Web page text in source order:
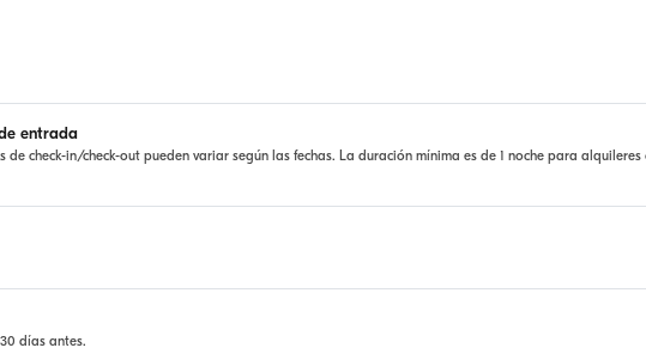
entrada
check-in/check-out pueden variar según las fechas. La duración mínima es de 1 noche para alquileres
días antes.